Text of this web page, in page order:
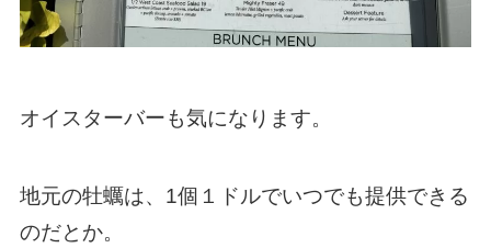
オイスターバーも気になります。
地元の牡蠣は、1個１ドルでいつでも提供できる
のだとか。